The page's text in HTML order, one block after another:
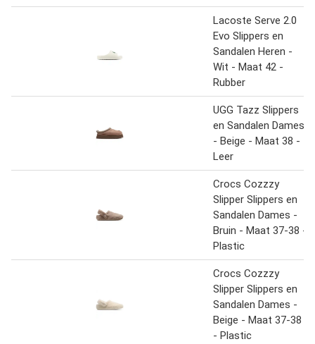
Lacoste Serve 2.0
Evo Slippers en
Sandalen Heren -
Wit - Maat 42 -
Rubber
UGG Tazz Slippers
en Sandalen Dames
- Beige - Maat 38 -
Leer
Crocs Cozzzy
Slipper Slippers en
Sandalen Dames -
Bruin - Maat 37-38 -
Plastic
Crocs Cozzzy
Slipper Slippers en
Sandalen Dames -
Beige - Maat 37-38
- Plastic